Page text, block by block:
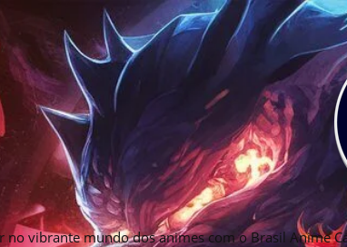
no vibrante mundo dos animes com o Brasil Anime